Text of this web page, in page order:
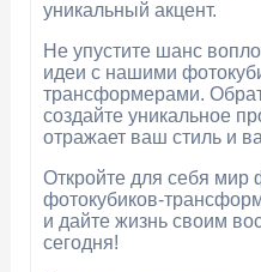
уникальный акцент.
Не упустите шанс
идеи с нашими
трансформерами.
создайте уникальное
отражает ваш стиль и
Откройте для себя мир
фотокубиков-
и дайте жизнь своим
сегодня!